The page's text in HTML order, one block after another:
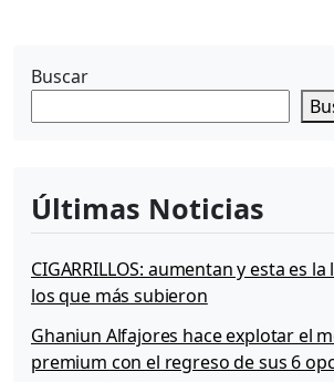
Buscar
Últimas Noticias
CIGARRILLOS: aumentan y esta es
los que más subieron
Ghaniun Alfajores hace explotar el
premium con el regreso de sus 6